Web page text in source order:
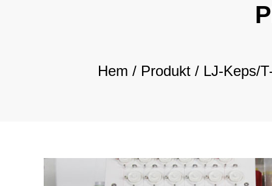
Hem / Produkt/ LJ-Keps/